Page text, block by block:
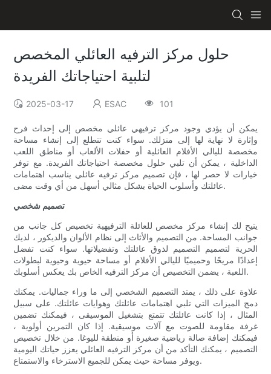
حلول مركز الترفيه العائلي المخصص
لتلبية احتياجاتك الفريدة
2025-03-17 ESAC 101
يمكن أن يؤدي وجود مركز ترفيهي عائلي مخصص إلى إحداث فرح
وإثارة لا نهاية لها إلى منزلك. سواء كنت تتطلع إلى إنشاء مساحة
مخصصة لليالي الأفلام العائلية أو حفلات الألعاب أو مناطق اللعب
الداخلية ، يمكن أن تلبي حلول مخصصة احتياجاتك الفريدة. مع توفر
خيارات لا حصر لها ، فإن تصميم مركز ترفيه عائلي يناسب اهتمامات
عائلتك وأسلوب الحياة بشكل مثالي أسهل من أي وقت مضى.
تصميم شخصي
يتيح لك إنشاء مركز مخصص للعائلة الترفيهية تخصيص كل جانب من
جوانب المساحة. من التصميم والأثاث إلى نظام الألوان والديكور ، لديك
الحرية لتصميم التصميم لذوق عائلتك وتفضيلاتها. سواء كنت تفضل
إعدادًا مريحًا وحميميًا لليالي الأفلام أو مساحة حيوية وحيوية لبطولات
اللعبة ، يضمن التخصيص أن مركز الترفيه الخاص بك يعكس أسلوبك.
علاوة على ذلك ، يمتد التصميم الشخصي إلى ما وراء جماليات. يمكنك
دمج الميزات التي تلبي اهتمامات عائلتك وهوايات عائلتك. على سبيل
المثال ، إذا كانت عائلتك تتمتع بتشغيل الموسيقى ، فيمكنك تضمين
غرفة مقاومة للصوت مع آلات موسيقية. إذا كان التمرين أولوية ،
فيمكنك إضافة صالة رياضية صغيرة أو منطقة لليوغا. من خلال تخصيص
التصميم ، يمكنك التأكد من أن مركز الترفيه العائلي يعزز حياتك اليومية
ويوفر مساحة حيث يمكن للجميع الاسترخاء والاستمتاع.